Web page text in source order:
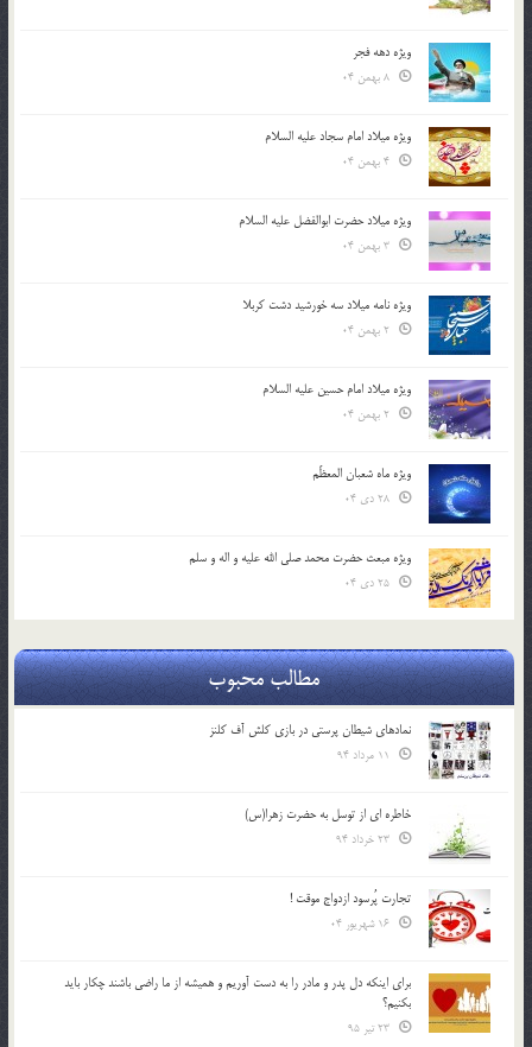
ویژه دهه فجر
ویژه میلاد امام سجاد علیه السلام
ویژه میلاد حضرت ابوالفضل علیه السلام
ویژه نامه میلاد سه خورشید دشت کربلا
ویژه میلاد امام حسین علیه السلام
ویژه ماه شعبان المعظّم
ویژه مبعث حضرت محمد صلی الله علیه و اله و سلم
مطالب محبوب
نمادهای شیطان پرستی در بازی کلش آف کلنز
خاطره ای از توسل به حضرت زهرا(س)
تجارت پُرسود ازدواج موقت !
براي اينكه دل پدر و مادر را به دست آوريم و هميشه از ما راضي باشند چكار بايد
بكنيم؟